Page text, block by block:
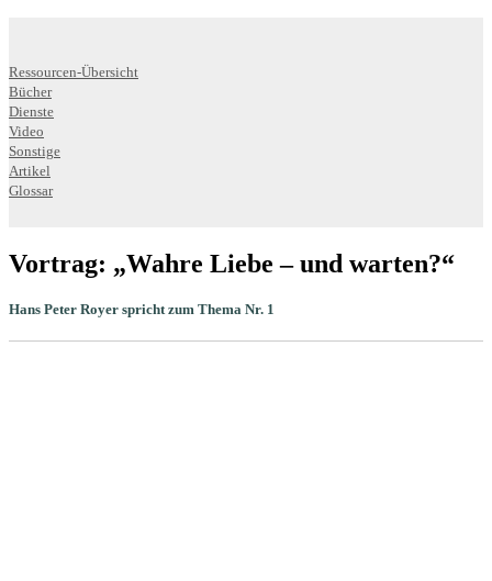
Ressourcen-Übersicht
Bücher
Dienste
Video
Sonstige
Artikel
Glossar
Vortrag: „Wahre Liebe – und warten?“
Hans Peter Royer spricht zum Thema Nr. 1